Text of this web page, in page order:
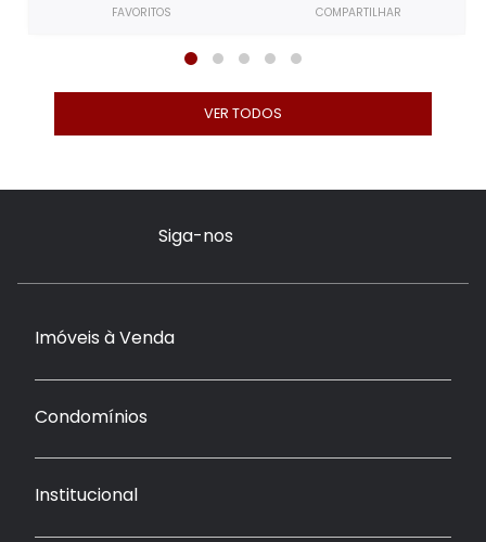
FAVORITOS COMPARTILHAR
VER TODOS
Siga-nos
Imóveis à Venda
Condomínios
Institucional